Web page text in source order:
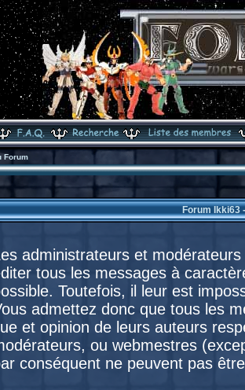
Forum
Forum Ikki63
administrateurs et
tous les messages à
Toutefois, il leur est
admettez donc que tous les
et opinion de leurs auteurs
ou webmestres
conséquent ne peuvent pas